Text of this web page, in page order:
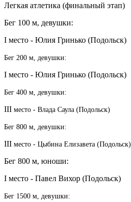
Легкая атлетика (финальный этап)
Бег 100 м, девушки:
I место - Юлия Гринько (Подольск)
Бег 200 м, девушки:
I место - Юлия Гринько (Подольск)
Бег 400 м, девушки:
III место - Влада Саула (Подольск)
Бег 800 м, девушки:
III место - Цыбина Елизавета (Подольск)
Бег 800 м, юноши:
I место - Павел Вихор (Подольск)
Бег 1500 м, девушки: